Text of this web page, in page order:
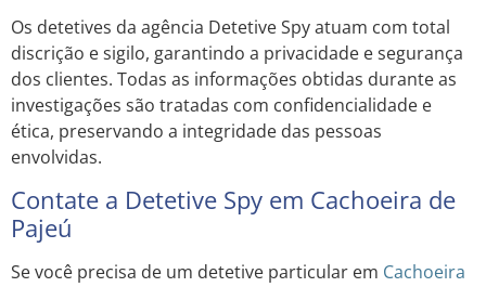
Os detetives da agência Detetive Spy atuam com total
discrição e sigilo, garantindo a privacidade e segurança
dos clientes. Todas as informações obtidas durante as
investigações são tratadas com confidencialidade e
ética, preservando a integridade das pessoas
envolvidas.
Contate a Detetive Spy em Cachoeira de
Pajeú
Se você precisa de um detetive particular em Cachoeira